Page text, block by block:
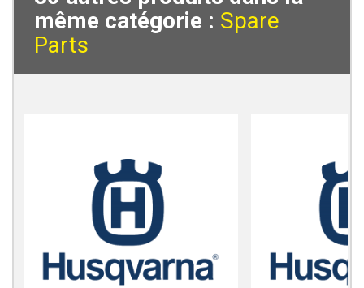
même catégorie : Spare
Parts